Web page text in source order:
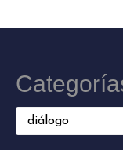
Categorías